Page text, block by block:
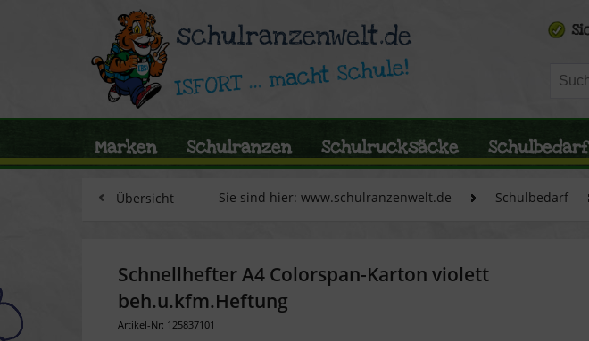
Marken Schulranzen Schulrucksäcke Schulbedarf
Übersicht Sie sind hier: www.schulranzenwelt.de Schulbedarf
Schnellhefter A4 Colorspan-Karton violett
beh.u.kfm.Heftung
Artikel-Nr: 125837101